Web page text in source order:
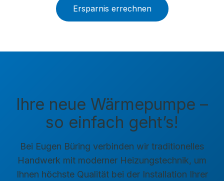
Ersparnis errechnen
Ihre neue Wärmepumpe –
so einfach geht’s!
Bei Eugen Büring verbinden wir traditionelles
Handwerk mit moderner Heizungstechnik, um
Ihnen höchste Qualität bei der Installation Ihrer